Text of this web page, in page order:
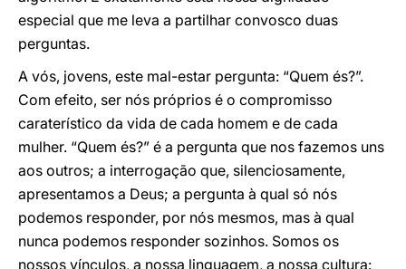
especial que me leva a partilhar convosco duas
perguntas.
A vós, jovens, este mal-estar pergunta: “Quem és?”.
Com efeito, ser nós próprios é o compromisso
caraterístico da vida de cada homem e de cada
mulher. “Quem és?” é a pergunta que nos fazemos uns
aos outros; a interrogação que, silenciosamente,
apresentamos a Deus; a pergunta à qual só nós
podemos responder, por nós mesmos, mas à qual
nunca podemos responder sozinhos. Somos os
nossos vínculos, a nossa linguagem, a nossa cultura: